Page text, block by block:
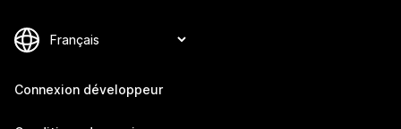
Connexion développeur